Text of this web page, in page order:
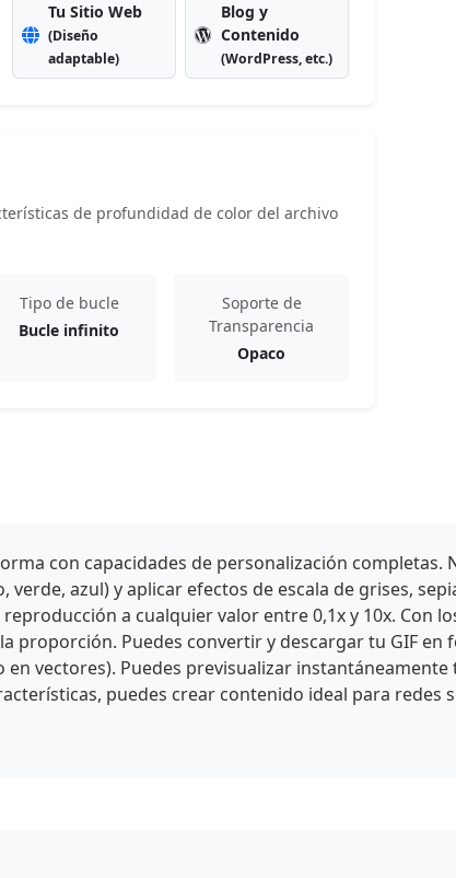
Tu Sitio Web
(Diseño
adaptable)
Blog y
Contenido
(WordPress, etc.)
de profundidad de color del archivo
Tipo de bucle
Bucle infinito
Soporte de
Transparencia
Opaco
con capacidades de personalización
azul) y aplicar efectos de escala de grises,
a cualquier valor entre 0,1x y 10x. Con
proporción. Puedes convertir y descargar tu GIF
en vectores). Puedes previsualizar
puedes crear contenido ideal para redes